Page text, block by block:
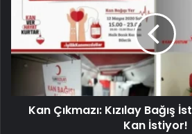
Kan Çıkmazı: Kızılay Bağış
Kan İstiyor!